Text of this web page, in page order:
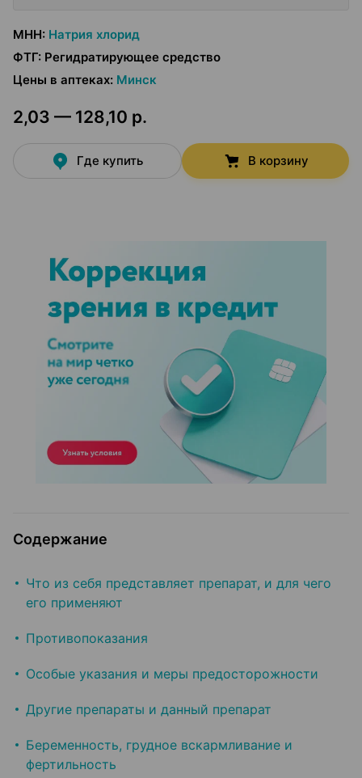
МНН: Натрия хлорид
ФТГ: Регидратирующее средство
Цены в аптеках: Минск
2,03 — 128,10 р.
Где купить В корзину
Содержание
Что из себя представляет препарат, и для чего
его применяют
Противопоказания
Особые указания и меры предосторожности
Другие препараты и данный препарат
Беременность, грудное вскармливание и
фертильность